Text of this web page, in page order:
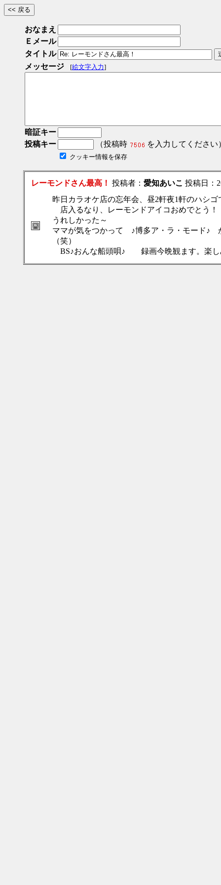
おなまえ
Ｅメール
タイトル
メッセージ
[絵文字入力]
暗証キー
投稿キー
（投稿時 を入力してください
クッキー情報を保存
レーモンドさん最高！ 投稿者： 愛知あいこ 投稿日：
昨日カラオケ店の忘年会、昼2軒夜1軒のハシゴ
店入るなり、レーモンドアイコおめでとう！
うれしかった～
ママが気をつかって ♪博多ア・ラ・モード♪
（笑）
BS♪おんな船頭唄♪ 録画今晩観ます。楽し